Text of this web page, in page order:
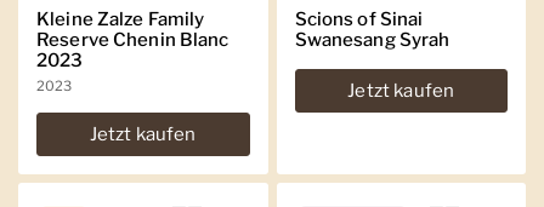
Kleine Zalze Family
Reserve Chenin Blanc
2023
2023
Jetzt kaufen
Scions of Sinai
Swanesang Syrah
Jetzt kaufen